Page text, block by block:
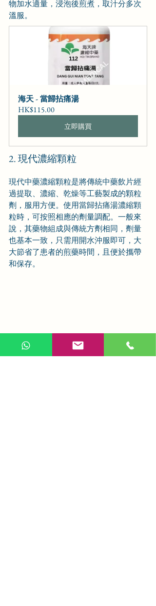
物加水適量，浸泡後煎煮，取汁分多次
溫服。
海天 - 當歸拈痛湯
HK$115.00
立即購買
2. 現代濃縮顆粒
現代中藥濃縮顆粒是將傳統中藥飲片經
過提取、濃縮、乾燥等工藝製成的顆粒
劑，服用方便。使用當歸拈痛湯濃縮顆
粒時，可按照相應的劑量調配。一般來
說，其藥物組成與傳統方劑相同，劑量
也基本一致，只需用開水沖服即可，大
大節省了患者的煎藥時間，且便於攜帶
和保存。